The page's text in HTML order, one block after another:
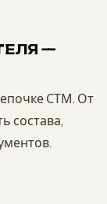
—
СТМ. От
состава,